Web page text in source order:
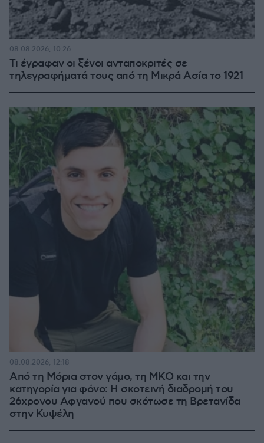
Τι έγραφαν οι ξένοι ανταποκριτές σε
τηλεγραφήματά τους από τη Μικρά Ασία το 1921
08.08.2026, 10:26
Από τη Μόρια στον γάμο, τη ΜΚΟ και την
κατηγορία για φόνο: Η σκοτεινή διαδρομή του
26χρονου Αφγανού που σκότωσε τη Βρετανίδα
στην Κυψέλη
08.08.2026, 12:18